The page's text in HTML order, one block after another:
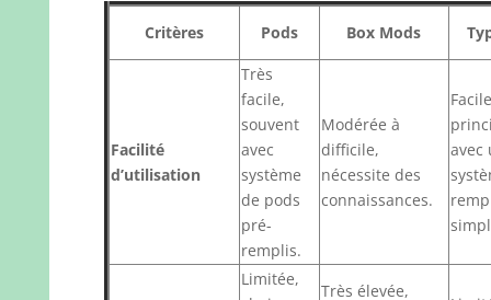
Critères Pods Box Mods
Facilité
d’utilisation
Très
facile,
souvent
avec
système
de pods
pré-
remplis.
Modérée à
difficile,
nécessite des
connaissances.
avec
Limitée,
Très élevée,